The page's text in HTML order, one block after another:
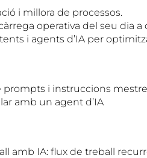
i millora de processos.
operativa del seu dia a
i agents d’IA per
prompts i instruccions
amb un agent d’IA
amb IA: flux de treball